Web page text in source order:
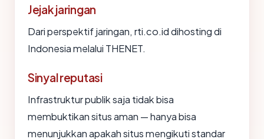
Jejak jaringan
Dari perspektif jaringan, rti.co.id dihosting di
Indonesia melalui THENET.
Sinyal reputasi
Infrastruktur publik saja tidak bisa
membuktikan situs aman — hanya bisa
menunjukkan apakah situs mengikuti standar